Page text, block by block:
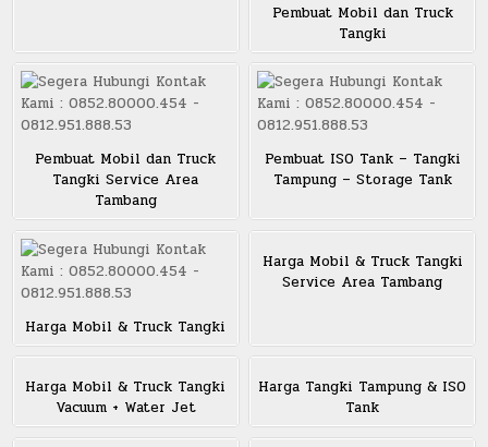
Pembuat Mobil dan Truck
Tangki
Pembuat Mobil dan Truck
Tangki Service Area
Tambang
Pembuat ISO Tank – Tangki
Tampung – Storage Tank
Harga Mobil & Truck Tangki
Harga Mobil & Truck Tangki
Service Area Tambang
Harga Mobil & Truck Tangki
Vacuum + Water Jet
Harga Tangki Tampung & ISO
Tank